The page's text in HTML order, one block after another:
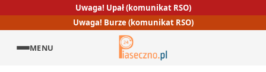
Uwaga! Upał (komunikat RSO)
Uwaga! Burze (komunikat RSO)
MENU